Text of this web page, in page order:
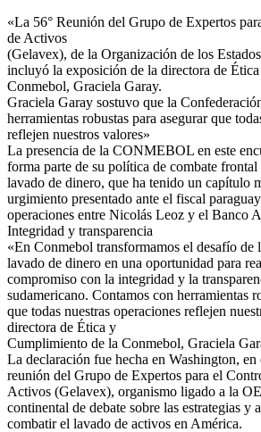
«La 56° Reunión del Grupo de Expertos
de Activos
(Gelavex), de la Organización de los
incluyó la exposición de la directora de
Conmebol, Graciela Garay.
Graciela Garay sostuvo que la
herramientas robustas para asegurar que
reflejen nuestros valores»
La presencia de la CONMEBOL en este
forma parte de su política de combate
lavado de dinero, que ha tenido un capítulo
urgimiento presentado ante el fiscal
operaciones entre Nicolás Leoz y el Banco
Integridad y transparencia
«En Conmebol transformamos el desafío de
lavado de dinero en una oportunidad para
compromiso con la integridad y la
sudamericano. Contamos con herramientas
que todas nuestras operaciones reflejen
directora de Ética y
Cumplimiento de la Conmebol, Graciela
La declaración fue hecha en Washington, en
reunión del Grupo de Expertos para el
Activos (Gelavex), organismo ligado a la
continental de debate sobre las estrategias y
combatir el lavado de activos en América.